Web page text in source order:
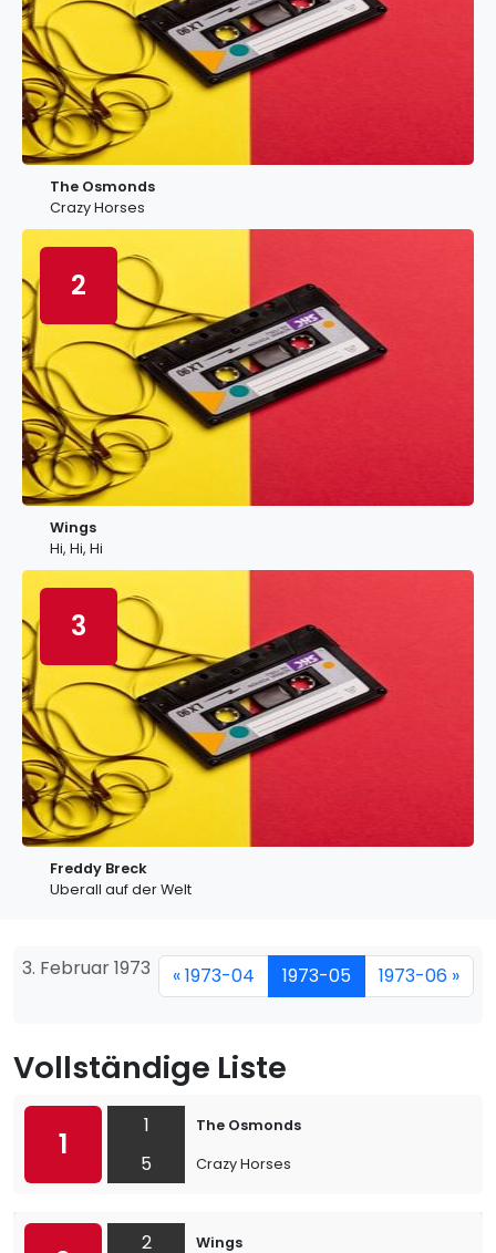
The Osmonds
Crazy Horses
2
Wings
Hi, Hi, Hi
3
Freddy Breck
Uberall auf der Welt
3. Februar 1973 « 1973-04 1973-05 1973-06 »
Vollständige Liste
1
1
5
The Osmonds
Crazy Horses
2 Wings